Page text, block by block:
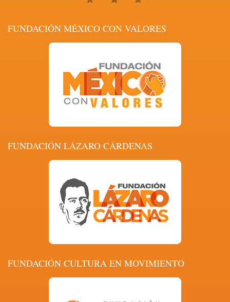
FUNDACIÓN MÉXICO CON VALORES
FUNDACIÓN LÁZARO CÁRDENAS
FUNDACIÓN CULTURA EN MOVIMIENTO